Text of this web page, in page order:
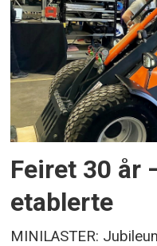
Feiret 30 år
etablerte
MINILASTER: